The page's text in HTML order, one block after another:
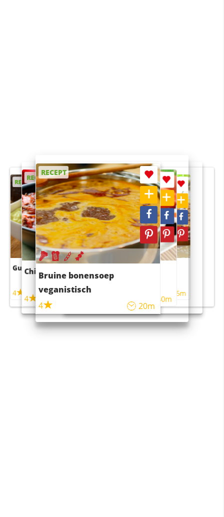
RECEPT
Guacamole
4
RECEPT
Chili con carne
4 45m
RECEPT
Bruine bonensoep
veganistisch
4
20m
RECEPT
Sushi rijstsalade
maaltijdsalade
40m
RECEPT
4 55m